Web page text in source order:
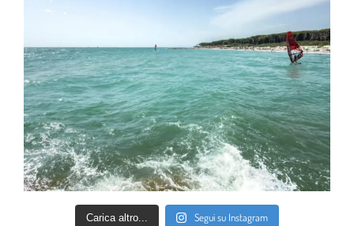
Carica altro... Segui su Instagram